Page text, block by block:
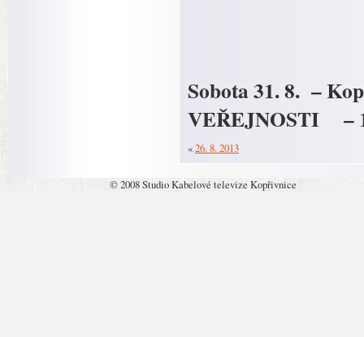
Sobota 31. 8. –
VEŘEJNOSTI –
«26. 8. 2013
© 2008 Studio Kabelové televize Kopřivnice